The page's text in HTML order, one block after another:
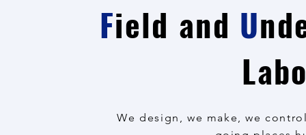
Field and U
We design, we make, we